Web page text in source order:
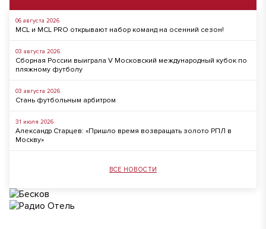
06 августа 2026
MCL и MCL PRO открывают набор команд на осенний сезон!
03 августа 2026
Сборная России выиграла V Московский международный кубок по
пляжному футболу
03 августа 2026
Стань футбольным арбитром
31 июля 2026
Александр Старцев: «Пришло время возвращать золото РПЛ в
Москву»
ВСЕ НОВОСТИ